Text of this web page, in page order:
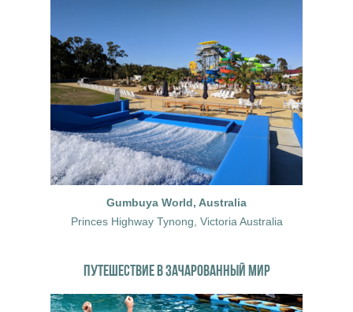
Gumbuya World, Australia
Princes Highway Tynong, Victoria Australia
ПУТЕШЕСТВИЕ В ЗАЧАРОВАННЫЙ МИР